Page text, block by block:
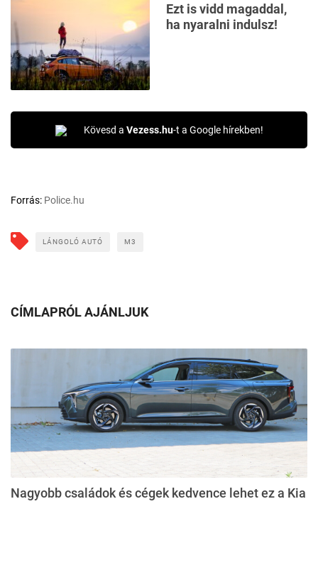
Ezt is vidd magaddal,
ha nyaralni indulsz!
Kövesd a Vezess.hu-t a Google hírekben!
Forrás: Police.hu
LÁNGOLÓ AUTÓ M3
CÍMLAPRÓL AJÁNLJUK
Nagyobb családok és cégek kedvence lehet ez a Kia